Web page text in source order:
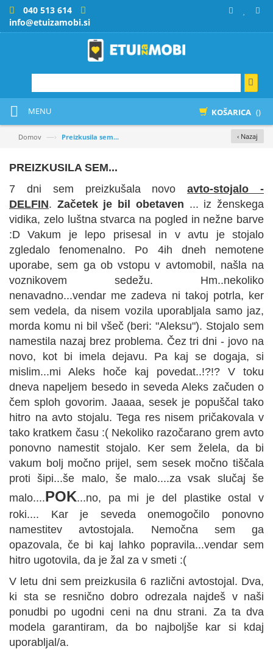
040 513 614
info@etuizamobi.si
KOŠARICA ()
MENU
‹ Nazaj
Domov —› Preizkusila sem...
PREIZKUSILA SEM...
7 dni sem preizkušala novoavto-stojalo -
DELFIN. Začetek je bil obetaven ... iz ženskega
vidika, zelo luštna stvarca na pogled in nežne barve
:D Vakum je lepo prisesal in v avtu je stojalo
zgledalo fenomenalno. Po 4ih dneh nemotene
uporabe, sem ga ob vstopu v avtomobil, našla na
voznikovem sedežu. Hm..nekoliko
nenavadno...vendar me zadeva ni takoj potrla, ker
sem vedela, da nisem vozila uporabljala samo jaz,
morda komu ni bil všeč (beri: "Aleksu"). Stojalo sem
namestila nazaj brez problema. Čez tri dni - jovo na
novo, kot bi imela dejavu. Pa kaj se dogaja, si
mislim...mi Aleks hoče kaj povedat..!?!? V toku
dneva napeljem besedo in seveda Aleks začuden o
čem sploh govorim. Jaaaa, sesek je popuščal tako
hitro na avto stojalu. Tega res nisem pričakovala v
tako kratkem času :( Nekoliko razočarano grem avto
ponovno namestit stojalo. Ker sem želela, da bi
vakum bolj močno prijel, sem sesek močno tiščala
proti šipi...še malo, še malo....za vsak slučaj še
malo....POK...no, pa mi je del plastike ostal v
roki.... Kar je seveda onemogočilo ponovno
namestitev avtostojala. Nemočna sem ga
opazovala, če bi kaj lahko popravila...vendar sem
hitro ugotovila, da je žal za v smeti :(
V letu dni sem preizkusila 6 različni avtostojal. Dva,
ki sta se resnično dobro odrezala najdeš v naši
ponudbi po ugodni ceni na dnu strani. Za ta dva
modela garantiram, da bo najboljše kar si kdaj
uporabljal/a.